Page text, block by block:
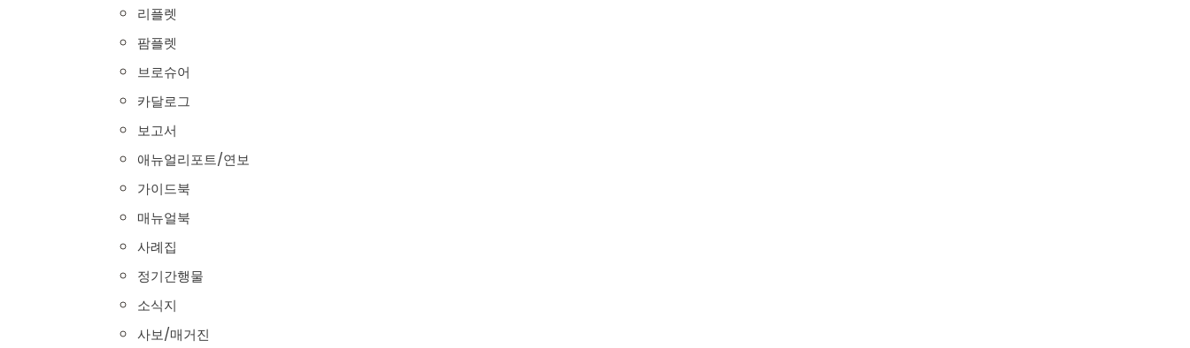
리플렛
팜플렛
브로슈어
카달로그
보고서
애뉴얼리포트/연보
가이드북
매뉴얼북
사례집
정기간행물
소식지
사보/매거진